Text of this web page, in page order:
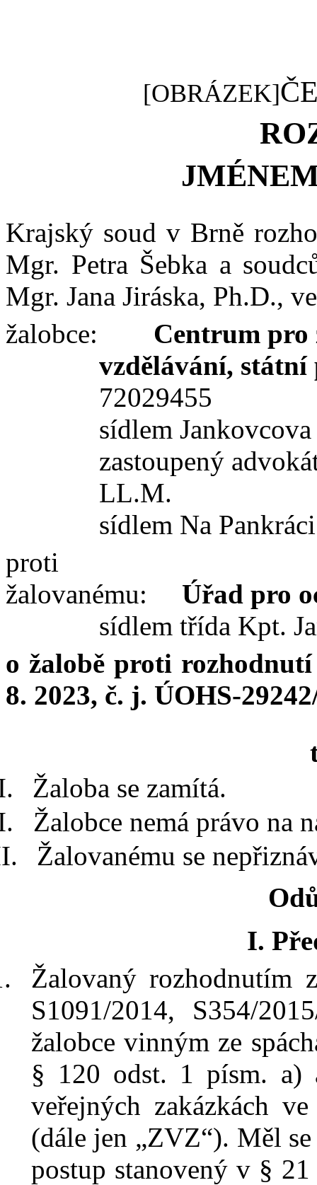
[OBRÁZEK]
Krajský soud v Brně
Mgr. Petra Šebka a
Mgr. Jana Jiráska, Ph.D.,
žalobce:
Centrum
vzdělávání, státní
72029455
sídlem
zastoupený
LL.M.
sídlem Na
proti
žalovanému:
Úřad pro
sídlem třída Kpt.
o žalobě proti
8. 2023, č. j. ÚOHS-
Žaloba se zamítá.
Žalobce nemá právo na
Žalovanému se
I.
Žalovaný rozhodnutím
S1091/2014, S354/
žalobce vinným ze
§ 120 odst. 1 písm. a)
veřejných zakázkách
(dále jen „ZVZ“). Měl
postup stanovený v §